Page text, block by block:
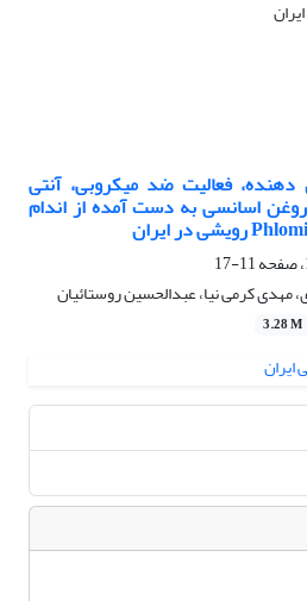
فعالیت ضد میکروبی، آنتی
اسانسی به دست آمده از اندام
11-17
مهدی کرمی نیا، عبدالحسین روستائیان
3.28 M